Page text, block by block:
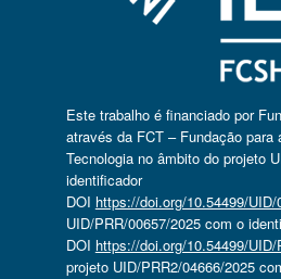
Este trabalho é financiado por
através da FCT – Fundação para
Tecnologia no âmbito do projeto
identificador
DOI https://doi.org/10.54499/UID/
UID/PRR/00657/2025 com o
DOI https://doi.org/10.54499/
projeto UID/PRR2/04666/2025